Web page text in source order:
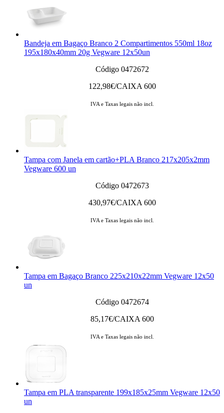
Bandeja em Bagaço Branco 2 Compartimentos 550ml 18oz
195x180x40mm 20g Vegware 12x50un
Código 0472672
122,98€/CAIXA 600
IVA e Taxas legais não incl.
Tampa com Janela em cartão+PLA Branco 217x205x2mm
Vegware 600 un
Código 0472673
430,97€/CAIXA 600
IVA e Taxas legais não incl.
Tampa em Bagaço Branco 225x210x22mm Vegware 12x50
un
Código 0472674
85,17€/CAIXA 600
IVA e Taxas legais não incl.
Tampa em PLA transparente 199x185x25mm Vegware 12x50
un